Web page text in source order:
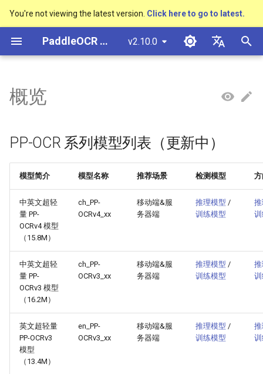
You're not viewing the latest version. Click here to go to latest.
PaddleOCR 文档 v2.10.0
Pу́сский язы́к
한국인
Help translating
正
在
始
搜
索
引
快速开始
支持硬件列表
基于C++预测引擎推理
Visual Studio 2019
Community CMake 编译指南
服务化部署
Android部署
Jetson部署
端侧部署
网页前端部署
Paddle2ONNX模型转化与预
云上飞桨部署工具
快速开始
快速安装
效果展示
模型库
模型训练
文本识别
文本方向分类器
训练tricks
模型压缩
知识蒸馏
博客
paddleocr package使用说
多语言模型
切片操作
PaddleOCR模型推理参数
分布式训练
项目克隆
快速开始
模型库
模型训练
表格识别
版面恢复
服务化部署
博客
文本检测算法
SAST
PSENet
CT
文本识别算法 STAR-Net
RARE
SAR
SEED
SVTR
SVTRv2
文本超分辨率算法
UniMERNet
PP-FormulaNet
端到端OCR算法
表格识别算法
关键信息抽取算法
SDMGR
使用PaddleOCR架构添加新算
通用
制造
包装生产日期
PCB文字识别
金融
印章检测与识别
通用卡证识别
其它数据标注工具
其它数据合成工具
手写中文OCR数据集
垂类多语言OCR数据集
版面分析数据集
关键信息提取数据集
附录
概览
PP-OCR 系列模型列表（更新中）
模型简介 模型名称 推荐场景 检测模型
中英文超轻
量 PP-
OCRv4 模型
（15.8M）
ch_PP-
OCRv4_xx
移动端&服
务器端
推理模型 /
训练模型
中英文超轻
量 PP-
OCRv3 模型
（16.2M）
ch_PP-
OCRv3_xx
移动端&服
务器端
推理模型 /
训练模型
英文超轻量
PP-OCRv3
模型
（13.4M）
en_PP-
OCRv3_xx
移动端&服
务器端
推理模型 /
训练模型